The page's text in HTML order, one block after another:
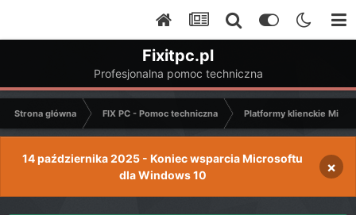
Fixitpc.pl
Profesjonalna pomoc techniczna
Strona główna FIX PC - Pomoc techniczna Platformy klienckie
14 października 2025 - Koniec wsparcia Microsoftu
dla Windows 10
×